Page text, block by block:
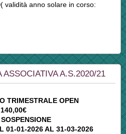
validità anno solare in corso:
A.S.2020/21
TRIMESTRALE OPEN
140,00€
01-01-2026 AL 31-03-2026